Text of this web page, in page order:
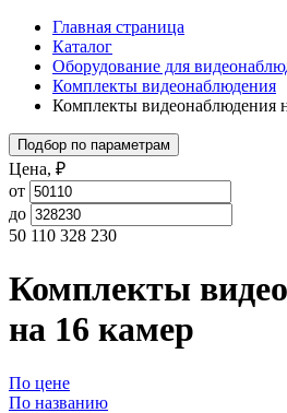
Главная страница
Каталог
Оборудование для
Комплекты видеонаблюдения
Комплекты видеонаблюдения
Подбор по параметрам
Цена, ₽
от
до
50 110 328 230
Комплекты
на 16 камер
По цене
По названию